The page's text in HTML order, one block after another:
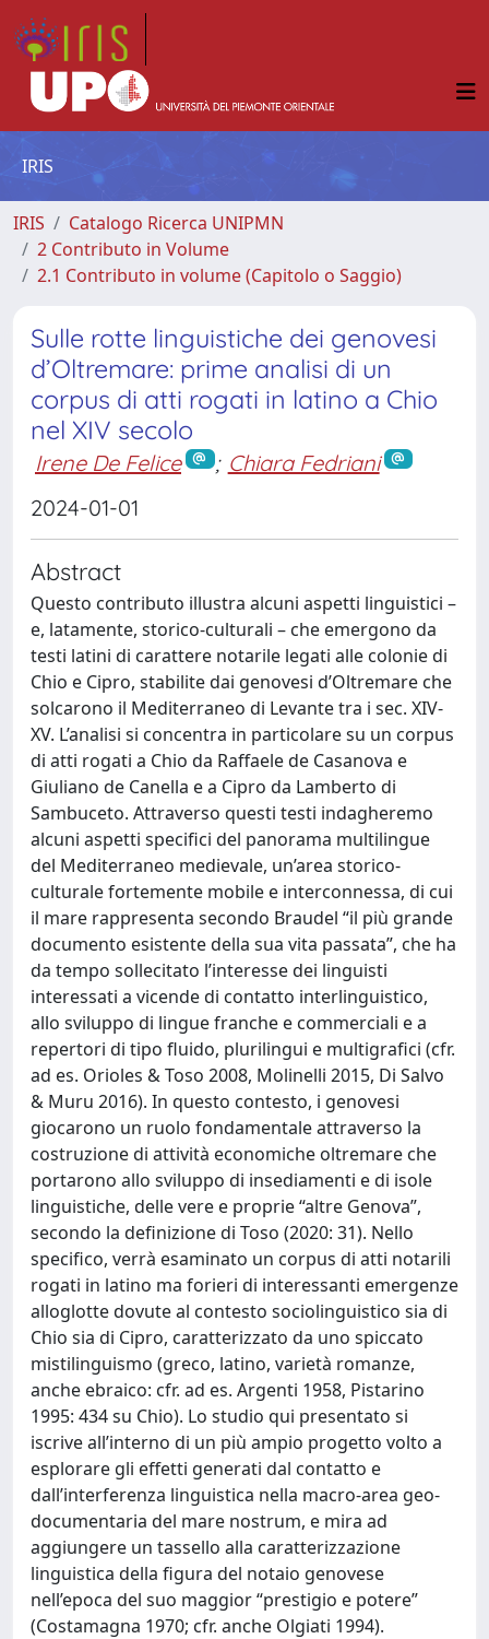
IRIS
IRIS
Catalogo Ricerca UNIPMN
2 Contributo in Volume
2.1 Contributo in volume (Capitolo o Saggio)
Sulle rotte linguistiche dei genovesi
d’Oltremare: prime analisi di un
corpus di atti rogati in latino a Chio
nel XIV secolo
Irene De Felice ; Chiara Fedriani
2024-01-01
Abstract
Questo contributo illustra alcuni aspetti linguistici –
e, latamente, storico-culturali – che emergono da
testi latini di carattere notarile legati alle colonie di
Chio e Cipro, stabilite dai genovesi d’Oltremare che
solcarono il Mediterraneo di Levante tra i sec. XIV-
XV. L’analisi si concentra in particolare su un corpus
di atti rogati a Chio da Raffaele de Casanova e
Giuliano de Canella e a Cipro da Lamberto di
Sambuceto. Attraverso questi testi indagheremo
alcuni aspetti specifici del panorama multilingue
del Mediterraneo medievale, un’area storico-
culturale fortemente mobile e interconnessa, di cui
il mare rappresenta secondo Braudel “il più grande
documento esistente della sua vita passata”, che ha
da tempo sollecitato l’interesse dei linguisti
interessati a vicende di contatto interlinguistico,
allo sviluppo di lingue franche e commerciali e a
repertori di tipo fluido, plurilingui e multigrafici (cfr.
ad es. Orioles & Toso 2008, Molinelli 2015, Di Salvo
& Muru 2016). In questo contesto, i genovesi
giocarono un ruolo fondamentale attraverso la
costruzione di attività economiche oltremare che
portarono allo sviluppo di insediamenti e di isole
linguistiche, delle vere e proprie “altre Genova”,
secondo la definizione di Toso (2020: 31). Nello
specifico, verrà esaminato un corpus di atti notarili
rogati in latino ma forieri di interessanti emergenze
alloglotte dovute al contesto sociolinguistico sia di
Chio sia di Cipro, caratterizzato da uno spiccato
mistilinguismo (greco, latino, varietà romanze,
anche ebraico: cfr. ad es. Argenti 1958, Pistarino
1995: 434 su Chio). Lo studio qui presentato si
iscrive all’interno di un più ampio progetto volto a
esplorare gli effetti generati dal contatto e
dall’interferenza linguistica nella macro-area geo-
documentaria del mare nostrum, e mira ad
aggiungere un tassello alla caratterizzazione
linguistica della figura del notaio genovese
nell’epoca del suo maggior “prestigio e potere”
(Costamagna 1970; cfr. anche Olgiati 1994).